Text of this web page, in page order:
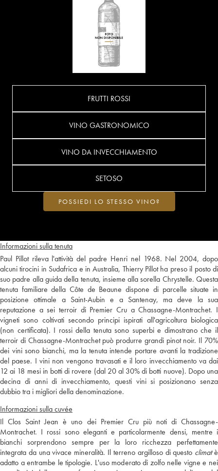
Informazioni sulla tenuta
Paul Pillot rileva l'attività del padre Henri nel 1968. Nel 2004, dopo
alcuni tirocini in Sudafrica e in Australia, Thierry Pillot ha preso il posto di
suo padre alla guida della tenuta, insieme alla sorella Chrystelle. Questa
tenuta familiare della Côte de Beaune dispone di parcelle situate in
posizione ottimale a Saint-Aubin e a Santenay, ma deve la sua
reputazione a sei terroir di Premier Cru a Chassagne-Montrachet. I
vigneti sono coltivati secondo principi ispirati all'agricoltura biologica
(non certificata). I rossi della tenuta sono superbi e dimostrano che il
terroir di Chassagne-Montrachet può produrre grandi pinot noir. Il 70%
dei vini sono bianchi, ma la tenuta intende portare avanti la tradizione
del paese. I vini non vengono travasati e il loro invecchiamento va dai
12 ai 18 mesi in botti di rovere (dal 20 al 30% di botti nuove). Dopo una
decina di anni di invecchiamento, questi vini si posizionano senza
dubbio tra i migliori della denominazione.
Informazioni sulla cuvée
Il Clos Saint Jean è uno dei Premier Cru più noti di Chassagne-
Montrachet. I rossi sono eleganti e particolarmente densi, mentre i
bianchi sorprendono sempre per la loro ricchezza perfettamente
integrata da una vivace mineralità. Il terreno argilloso di questo climatè
adatto a entrambe le tipologie. L'uso moderato di zolfo nelle vigne e nei
FRUTTI ROSSI
VINO GASTRONOMICO
VINO DA INVECCHIAMENTO
SETOSO
POSSIEDI LO STESSO VINO?